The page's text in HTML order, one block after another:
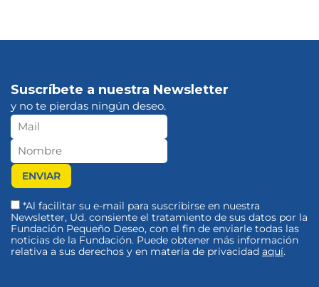
Suscríbete a nuestra Newsletter
y no te pierdas ningún deseo.
*Al facilitar su e-mail para suscribirse en nuestra
Newsletter, Ud. consiente el tratamiento de sus datos por la
Fundación Pequeño Deseo, con el fin de enviarle todas las
noticias de la Fundación. Puede obtener más información
relativa a sus derechos y en materia de privacidad aquí.